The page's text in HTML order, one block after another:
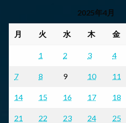
2025年4月
月 火 水 木 金
1 2 3 4
7 8 9 10 11
14 15 16 17 18
21 22 23 24 25